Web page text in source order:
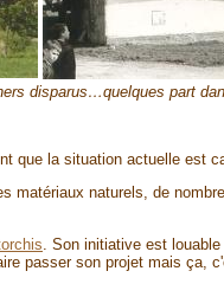
disparus…quelques part
que la situation actuelle est
matériaux naturels, de
. Son initiative est
passer son projet mais ça,